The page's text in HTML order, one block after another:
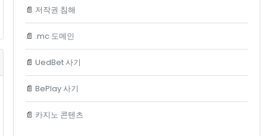
📄 저작권 침해
📄 .mc 도메인
📄 UedBet 사기
📄 BePlay 사기
📄 카지노 콘텐츠